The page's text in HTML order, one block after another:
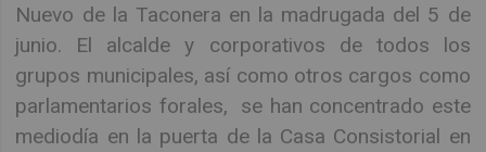
Nuevo de la Taconera en la madrugada del 5 de
junio. El alcalde y corporativos de todos los
grupos municipales, así como otros cargos como
parlamentarios forales, se han concentrado este
mediodía en la puerta de la Casa Consistorial en